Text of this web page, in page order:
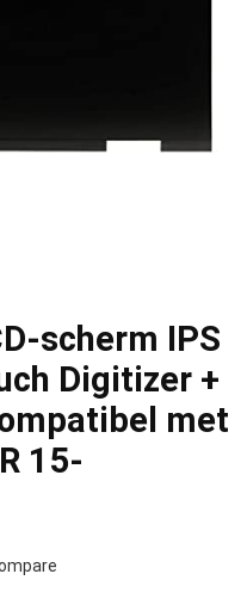
scherm IPS
Digitizer +
met
15-